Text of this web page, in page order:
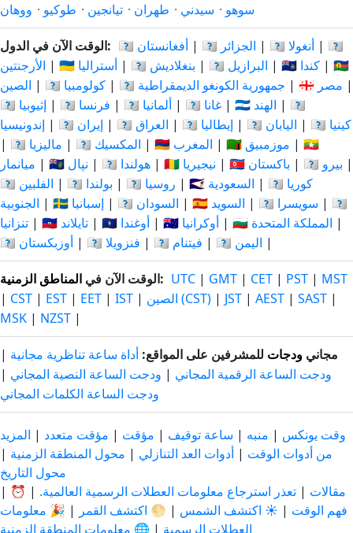
سوهو · سيدني · طهران · تيانجين · طوكيو · ووهان
الوقت الآن في الدول: 🇦🇫 أفغانستان | 🇩🇿 الجزائر | 🇦🇴 أنغولا | 🇦🇷
الأرجنتين | 🇦🇺 أستراليا | 🇧🇩 بنغلاديش | 🇧🇷 البرازيل | 🇨🇦 كندا | 🇨🇳
الصين | 🇨🇴 كولومبيا | 🇨🇩 جمهورية الكونغو الديمقراطية | 🇪🇬 مصر |
🇪🇹 إثيوبيا | 🇫🇷 فرنسا | 🇩🇪 ألمانيا | 🇬🇭 غانا | 🇮🇳 الهند | 🇮🇩
إندونيسيا | 🇮🇷 إيران | 🇮🇶 العراق | 🇮🇹 إيطاليا | 🇯🇵 اليابان |
🇰🇪 كينيا
|
🇲🇾 ماليزيا | 🇲🇽 المكسيك | 🇲🇦 المغرب | 🇲🇿 موزمبيق | 🇲🇲
ميانمار | 🇳🇵 نپال | 🇳🇱 هولندا | 🇳🇬 نيجيريا | 🇵🇰 باكستان | 🇵🇪 بيرو |
🇵🇭 الفلبين | 🇵🇱 بولندا | 🇷🇺 روسيا | 🇸🇦 السعودية | 🇰🇷 كوريا
الجنوبية | 🇪🇸 إسبانيا | 🇸🇩 السودان | 🇸🇪 السويد | 🇨🇭 سويسرا | 🇹🇿
تنزانيا | 🇹🇭 تايلاند | 🇺🇬 أوغندا | 🇺🇦 أوكرانيا | 🇬🇧 المملكة المتحدة |
🇺🇿 أوزبكستان | 🇻🇪 فنزويلا | 🇻🇳 فيتنام | 🇾🇪 اليمن |
الوقت الآن في المناطق الزمنية : UTC | GMT | CET | PST | MST
| CST | EST | EET | IST | الصين (CST) | JST | AEST | SAST |
MSK | NZST |
مجاني ودجات للمشرفين على المواقع: أداة ساعة تناظرية مجانية |
ودجت الساعة الرقمية المجاني | ودجت الساعة النصية المجاني |
ودجت الساعة الكلمات المجاني
وقت يونكس | منبه | ساعة توقيف | مؤقت | مؤقت متعدد | المزيد
من أدوات الوقت | أدوات العد التنازلي | محول المنطقة الزمنية |
محول التاريخ
|
مقالات | تعذر استرجاع معلومات العطلات الرسمية العالمية. |
⏰
فهم الوقت | ☀️ اكتشف الشمس | 🌕 اكتشف القمر | 🎉 معلومات
العطلات الرسمية | 🌐 معلومات المنطقة الزمنية